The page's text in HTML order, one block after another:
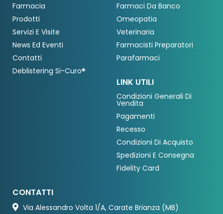
Farmacia
Prodotti
Servizi E Visite
News Ed Eventi
Contatti
Deblistering Si-Curo®
Farmaci Da Banco
Omeopatia
Veterinaria
Farmacisti Preparatori
Parafarmaci
LINK UTILI
Condizioni Generali Di
Vendita
Pagamenti
Recesso
Condizioni Di Acquisto
Spedizioni E Consegna
Fidelity Card
CONTATTI
Via Alessandro Volta 1/A, Carate Brianza (MB)